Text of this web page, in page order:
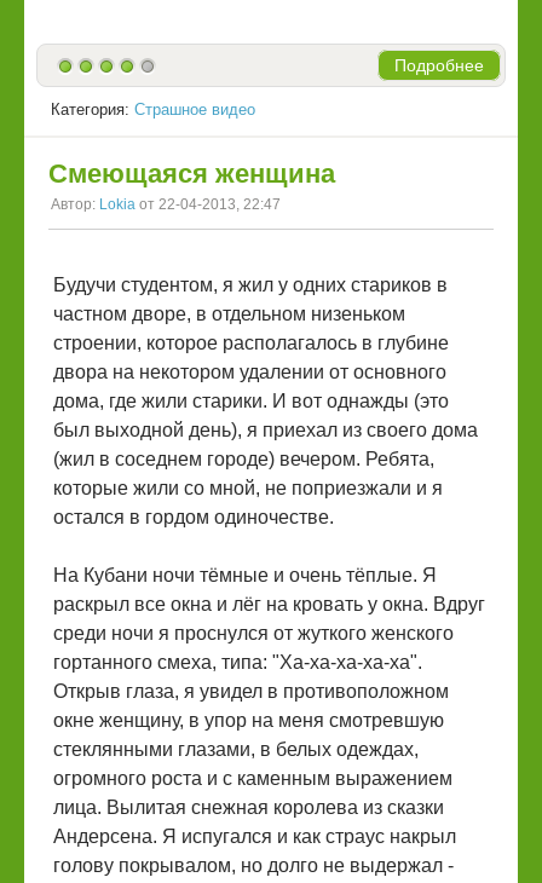
Подробнее
Категория: Страшное видео
Смеющаяся женщина
Автор: Lokia от 22-04-2013, 22:47
Будучи студентом, я жил у одних стариков в
частном дворе, в отдельном низеньком
строении, которое располагалось в глубине
двора на некотором удалении от основного
дома, где жили старики. И вот однажды (это
был выходной день), я приехал из своего дома
(жил в соседнем городе) вечером. Ребята,
которые жили со мной, не поприезжали и я
остался в гордом одиночестве.
На Кубани ночи тёмные и очень тёплые. Я
раскрыл все окна и лёг на кровать у окна. Вдруг
среди ночи я проснулся от жуткого женского
гортанного смеха, типа: "Ха-ха-ха-ха-ха".
Открыв глаза, я увидел в противоположном
окне женщину, в упор на меня смотревшую
стеклянными глазами, в белых одеждах,
огромного роста и с каменным выражением
лица. Вылитая снежная королева из сказки
Андерсена. Я испугался и как страус накрыл
голову покрывалом, но долго не выдержал -